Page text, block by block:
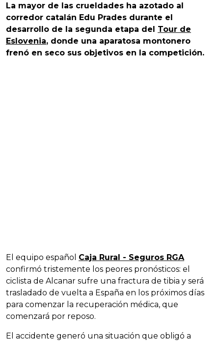
La mayor de las crueldades ha azotado al
corredor catalán Edu Prades durante el
desarrollo de la segunda etapa del Tour de
Eslovenia, donde una aparatosa montonero
frenó en seco sus objetivos en la competición.
El equipo español Caja Rural - Seguros RGA
confirmó tristemente los peores pronósticos: el
ciclista de Alcanar sufre una fractura de tibia y será
trasladado de vuelta a España en los próximos días
para comenzar la recuperación médica, que
comenzará por reposo.
El accidente generó una situación que obligó a